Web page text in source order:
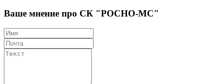
Ваше мнение про СК "РОСНО-МС"